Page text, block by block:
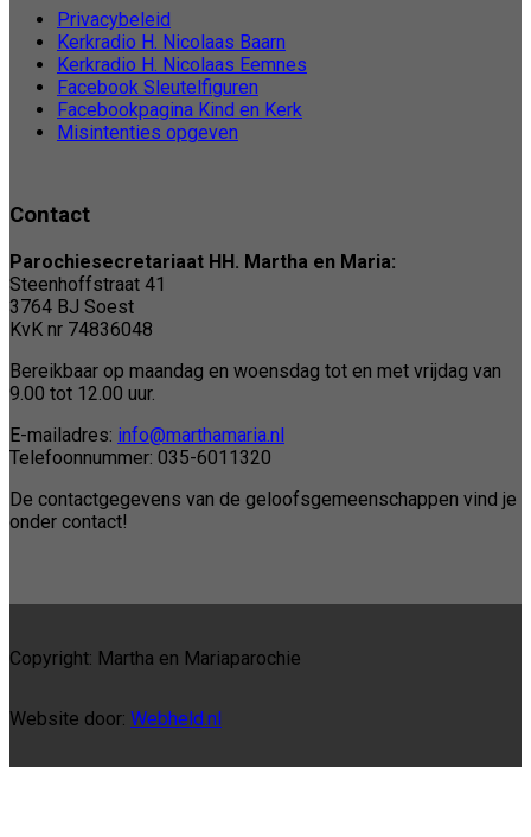
Privacybeleid
Kerkradio H. Nicolaas Baarn
Kerkradio H. Nicolaas Eemnes
Facebook Sleutelfiguren
Facebookpagina Kind en Kerk
Misintenties opgeven
Contact
Parochiesecretariaat HH. Martha en Maria:
Steenhoffstraat 41
3764 BJ Soest
KvK nr 74836048
Bereikbaar op maandag en woensdag tot en met vrijdag van
9.00 tot 12.00 uur.
E-mailadres: info@marthamaria.nl
Telefoonnummer: 035-6011320
De contactgegevens van de geloofsgemeenschappen vind je
onder contact!
Copyright: Martha en Mariaparochie
Website door: Webheld.nl